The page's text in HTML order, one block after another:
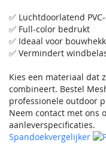
✅ Luchtdoorlatend
✅ Full-color bedrukt
✅ Ideaal voor
✅ Vermindert
Kies een materiaal dat
combineert. Bestel
professionele outdoor
Neem contact met ons
aanleverspecificaties.
Spandoekvergelijker